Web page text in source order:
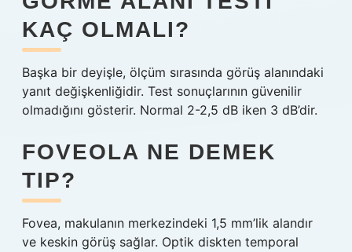
KAÇ OLMALI?
Başka bir deyişle, ölçüm sırasında görüş alanındaki
yanıt değişkenliğidir. Test sonuçlarının güvenilir
olmadığını gösterir. Normal 2-2,5 dB iken 3 dB’dir.
FOVEOLA NE DEMEK
TIP?
Fovea, makulanın merkezindeki 1,5 mm’lik alandır
ve keskin görüş sağlar. Optik diskten temporal